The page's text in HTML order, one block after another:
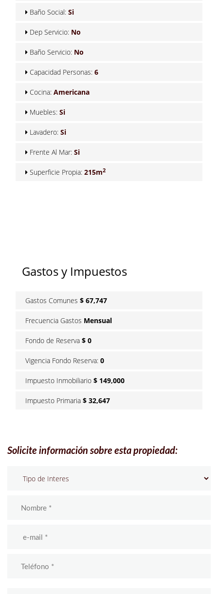
Baño Social: Si
Dep Servicio: No
Baño Servicio: No
Capacidad Personas: 6
Cocina: Americana
Muebles: Si
Lavadero: Si
Frente Al Mar: Si
Superficie Propia: 215m2
Gastos y Impuestos
Gastos Comunes $ 67,747
Frecuencia Gastos Mensual
Fondo de Reserva $ 0
Vigencia Fondo Reserva: 0
Impuesto Inmobiliario $ 149,000
Impuesto Primaria $ 32,647
Solicite información sobre esta propiedad: